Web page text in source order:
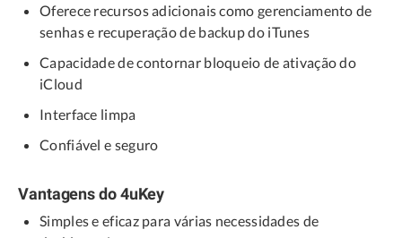
Oferece recursos adicionais como gerenciamento de
senhas e recuperação de backup do iTunes
Capacidade de contornar bloqueio de ativação do
iCloud
Interface limpa
Confiável e seguro
Vantagens do 4uKey
Simples e eficaz para várias necessidades de